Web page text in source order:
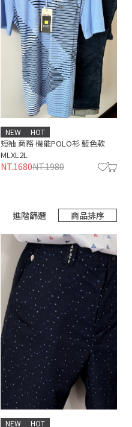
短袖 商務 機能POLO衫 藍色款
NEW HOT
MLXL2L
NT.1680NT.1980
進階篩選 商品排序
NEW HOT